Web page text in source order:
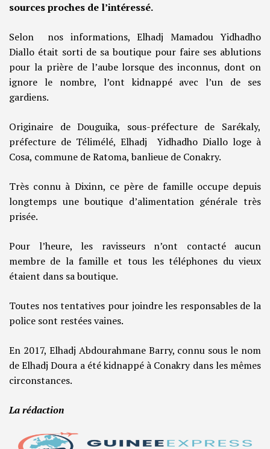
sources proches de l’intéressé.
Selon nos informations, Elhadj Mamadou Yidhadho
Diallo était sorti de sa boutique pour faire ses ablutions
pour la prière de l’aube lorsque des inconnus, dont on
ignore le nombre, l’ont kidnappé avec l’un de ses
gardiens.
Originaire de Douguika, sous-préfecture de Sarékaly,
préfecture de Télimélé, Elhadj Yidhadho Diallo loge à
Cosa, commune de Ratoma, banlieue de Conakry.
Très connu à Dixinn, ce père de famille occupe depuis
longtemps une boutique d’alimentation générale très
prisée.
Pour l’heure, les ravisseurs n’ont contacté aucun
membre de la famille et tous les téléphones du vieux
étaient dans sa boutique.
Toutes nos tentatives pour joindre les responsables de la
police sont restées vaines.
En 2017, Elhadj Abdourahmane Barry, connu sous le nom
de Elhadj Doura a été kidnappé à Conakry dans les mêmes
circonstances.
La rédaction